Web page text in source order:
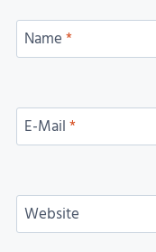
Name*
E-Mail*
Website